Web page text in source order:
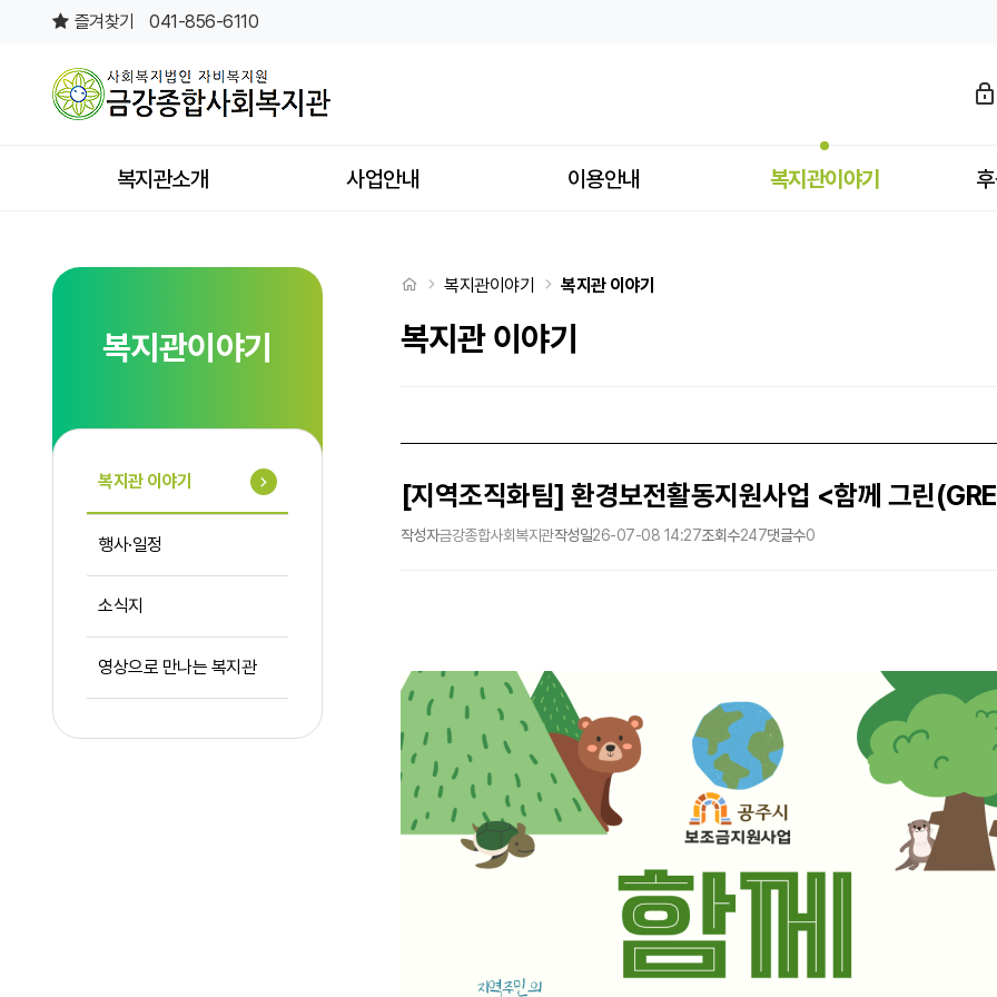
[지역조직화팀] 환경보전활동지원사업 <함께 그린(GREEN) 공주> 진행중🍀💚 > 복지관 이야기
즐겨찾기 041-856-6110
복지관소개 사업안내 이용안내 복지관이야기
처음으로
복지관이야기 복지관 이야기
복지관 이야기
[지역조직화팀] 환경보전활동지원사업 <함께 그린
작성자금강종합사회복지관작성일26-07-08 14:27조회수247댓글수0
복지관이야기
복지관 이야기
행사·일정
소식지
영상으로 만나는 복지관